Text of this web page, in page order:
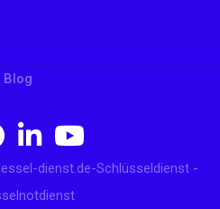
Blog
dienst.de-Schlüsseldienst -